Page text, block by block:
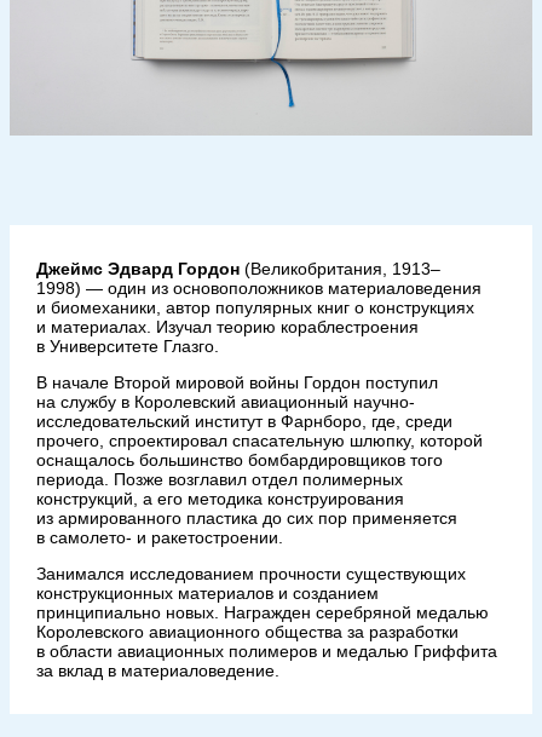
Джеймс Эдвард Гордон (Великобритания, 1913–
1998) — один из основоположников материаловедения
и биомеханики, автор популярных книг о конструкциях
и материалах. Изучал теорию кораблестроения
в Университете Глазго.
В начале Второй мировой войны Гордон поступил
на службу в Королевский авиационный научно-
исследовательский институт в Фарнборо, где, среди
прочего, спроектировал спасательную шлюпку, которой
оснащалось большинство бомбардировщиков того
периода. Позже возглавил отдел полимерных
конструкций, а его методика конструирования
из армированного пластика до сих пор применяется
в самолето- и ракетостроении.
Занимался исследованием прочности существующих
конструкционных материалов и созданием
принципиально новых. Награжден серебряной медалью
Королевского авиационного общества за разработки
в области авиационных полимеров и медалью Гриффита
за вклад в материаловедение.